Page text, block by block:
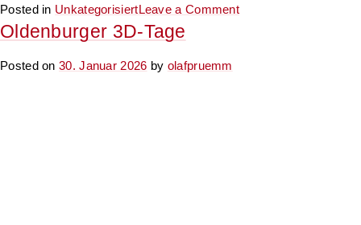
Posted in UnkategorisiertLeave a Commenton
Oldenburger 3D-Tage
Posted on 30. Januar 2026 by olafpruemm